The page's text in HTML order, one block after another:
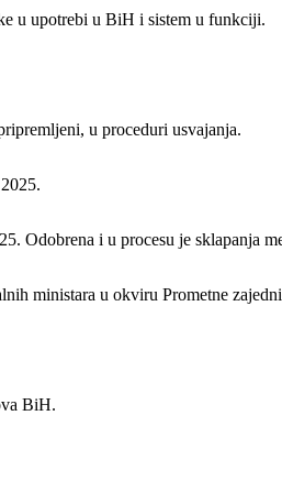
u upotrebi u BiH i sistem u funkciji.
u proceduri usvajanja.
Odobrena i u procesu je sklapanja
ministara u okviru Prometne
BiH.